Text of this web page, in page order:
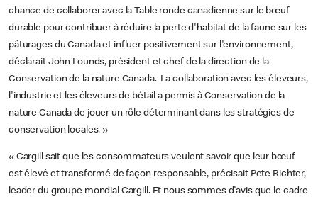
chance de collaborer avec la Table ronde canadienne sur le bœuf
durable pour contribuer à réduire la perte d'habitat de la faune sur les
pâturages du Canada et influer positivement sur l'environnement,
déclarait John Lounds, président et chef de la direction de la
Conservation de la nature Canada. La collaboration avec les éleveurs,
l'industrie et les éleveurs de bétail a permis à Conservation de la
nature Canada de jouer un rôle déterminant dans les stratégies de
conservation locales. »
« Cargill sait que les consommateurs veulent savoir que leur bœuf
est élevé et transformé de façon responsable, précisait Pete Richter,
leader du groupe mondial Cargill. Et nous sommes d'avis que le cadre